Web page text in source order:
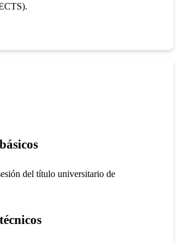
del título universitario de